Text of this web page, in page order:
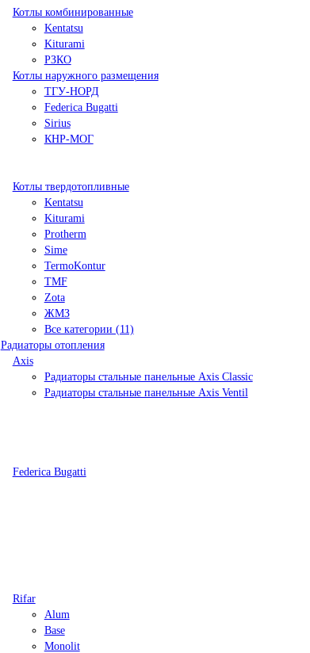
Котлы комбинированные
Kentatsu
Kiturami
РЗКО
Котлы наружного размещения
ТГУ-НОРД
Federica Bugatti
Sirius
КНР-МОГ
Котлы твердотопливные
Kentatsu
Kiturami
Protherm
Sime
TermoKontur
TMF
Zota
ЖМЗ
Все категории (11)
Радиаторы отопления
Axis
Радиаторы стальные панельные Axis Classic
Радиаторы стальные панельные Axis Ventil
Federica Bugatti
Rifar
Alum
Base
Monolit